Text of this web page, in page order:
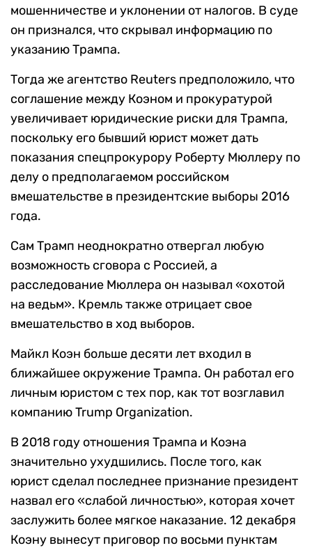
мошенничестве и уклонении от налогов. В суде
он признался, что скрывал информацию по
указанию Трампа.
Тогда же агентство Reuters предположило, что
соглашение между Коэном и прокуратурой
увеличивает юридические риски для Трампа,
поскольку его бывший юрист может дать
показания спецпрокурору Роберту Мюллеру по
делу о предполагаемом российском
вмешательстве в президентские выборы 2016
года.
Сам Трамп неоднократно отвергал любую
возможность сговора с Россией, а
расследование Мюллера он называл «охотой
на ведьм». Кремль также отрицает свое
вмешательство в ход выборов.
Майкл Коэн больше десяти лет входил в
ближайшее окружение Трампа. Он работал его
личным юристом с тех пор, как тот возглавил
компанию Trump Organization.
В 2018 году отношения Трампа и Коэна
значительно ухудшились. После того, как
юрист сделал последнее признание президент
назвал его «слабой личностью», которая хочет
заслужить более мягкое наказание. 12 декабря
Коэну вынесут приговор по восьми пунктам